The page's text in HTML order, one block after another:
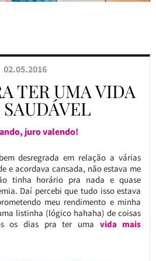
02.05.2016
TER UMA VIDA
juro valendo!
desregrada em relação a várias
e acordava cansada, não estava me
tinha horário pra nada e quase
Daí percebi que tudo isso estava
meu rendimento e minha
listinha (lógico hahaha) de coisas
os dias pra ter uma vida mais